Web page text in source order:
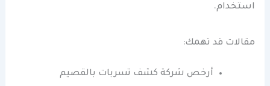
استخدام.
مقالات قد تهمك:
أرخص شركة كشف تسربات بالقصيم